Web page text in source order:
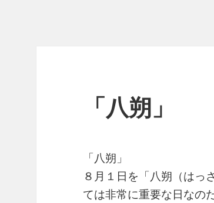
「八朔」
「八朔」
８月１日を「八朔（はっ
ては非常に重要な日なの